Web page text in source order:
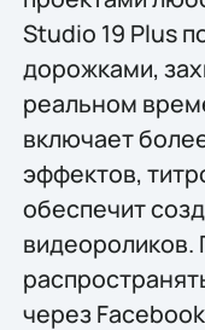
Studio 19 Plus
дорожками,
реальном
включает
эффектов,
обеспечит
через